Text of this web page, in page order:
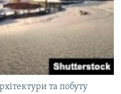
та побуту